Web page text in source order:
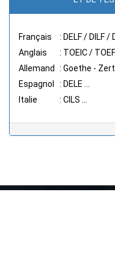
Français
: DELF / DILF /
Anglais
: TOEIC /
Allemand
: Goethe -
Espagnol
: DELE ...
Italie
: CILS ...